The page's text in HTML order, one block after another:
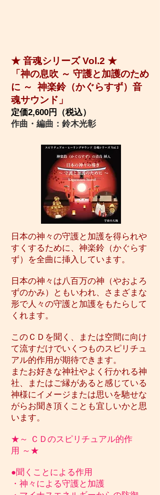
★ 音魂シリーズ Vol.2 ★
「神の息吹 ～ 守護と加護のため
に ～ 神楽鈴（かぐらすず）音
魂サウンド」
定価2,600円（税込）
作曲・編曲：鈴木光彰
日本の神々の守護と加護を得られや
すくするために、神楽鈴（かぐらす
ず）を全曲に挿入しています。
日本の神々は八百万の神（やおよろ
ずのかみ）ともいわれ、さまざまな
形で人々の守護と加護をもたらして
くれます。
このＣＤを聞く、または空間に向け
て流すだけでいくつものスピリチュ
アル的作用が期待できます。
またお好きな神社やよく行かれる神
社、またはご縁があると感じている
神様にイメージまたは思いを馳せな
がらお聞き頂くことも宜しいかと思
います。
★～ ＣＤのスピリチュアル的作
用 ～★
●聞くことによる作用
・神々による守護と加護